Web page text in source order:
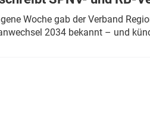
Woche gab der Verband
2034 bekannt – und